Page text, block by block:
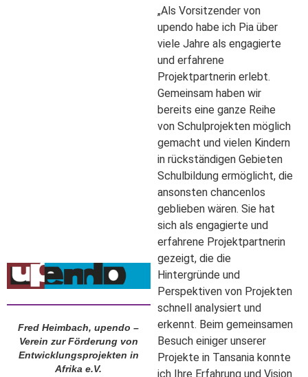
Fred Heimbach, upendo –
Verein zur Förderung von
Entwicklungsprojekten in
Afrika e.V.
„Als Vorsitzender von
upendo habe ich Pia über
viele Jahre als engagierte
und erfahrene
Projektpartnerin erlebt.
Gemeinsam haben wir
bereits eine ganze Reihe
von Schulprojekten möglich
gemacht und vielen Kindern
in rückständigen Gebieten
Schulbildung ermöglicht, die
ansonsten chancenlos
geblieben wären. Sie hat
sich als engagierte und
erfahrene Projektpartnerin
gezeigt, die die
Hintergründe und
Perspektiven von Projekten
schnell analysiert und
erkennt. Beim gemeinsamen
Besuch einiger unserer
Projekte in Tansania konnte
ich Ihre Erfahrung und Vision